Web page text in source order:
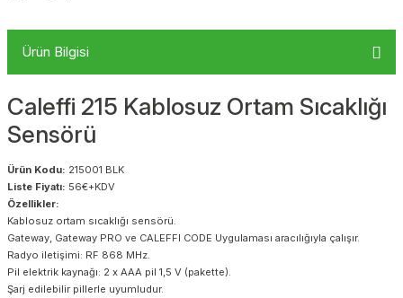
Ürün Bilgisi
Caleffi 215 Kablosuz Ortam Sıcaklığı
Sensörü
Ürün Kodu: 215001 BLK
Liste Fiyatı: 56€+KDV
Özellikler:
Kablosuz ortam sıcaklığı sensörü.
Gateway, Gateway PRO ve CALEFFI CODE Uygulaması aracılığıyla çalışır.
Radyo iletişimi: RF 868 MHz.
Pil elektrik kaynağı: 2 x AAA pil 1,5 V (pakette).
Şarj edilebilir pillerle uyumludur.